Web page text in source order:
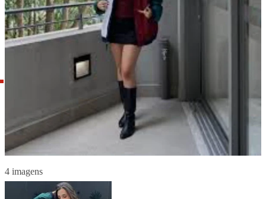
4 imagens